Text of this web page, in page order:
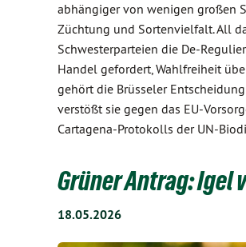
abhängiger von wenigen großen
Züchtung und Sortenvielfalt. All
Schwesterparteien die De-
Handel gefordert, Wahlfreiheit
gehört die Brüsseler
verstößt sie gegen das EU-
Cartagena-Protokolls der UN-
Grüner Antrag: Igel
18.05.2026